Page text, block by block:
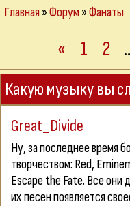
Главная»Форум»Фанаты
« 1 2
Какую музыку вы
Great_Divide
Ну, за последнее время
творчеством: Red,
Escape the Fate. Все они
их песен появляется